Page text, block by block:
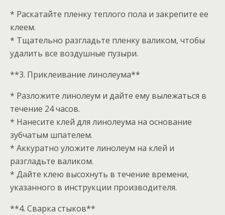
* Раскатайте пленку теплого пола и закрепите ее
клеем.
* Тщательно разгладьте пленку валиком, чтобы
удалить все воздушные пузыри.
**3. Приклеивание линолеума**
* Разложите линолеум и дайте ему вылежаться в
течение 24 часов.
* Нанесите клей для линолеума на основание
зубчатым шпателем.
* Аккуратно уложите линолеум на клей и
разгладьте валиком.
* Дайте клею высохнуть в течение времени,
указанного в инструкции производителя.
**4. Сварка стыков**